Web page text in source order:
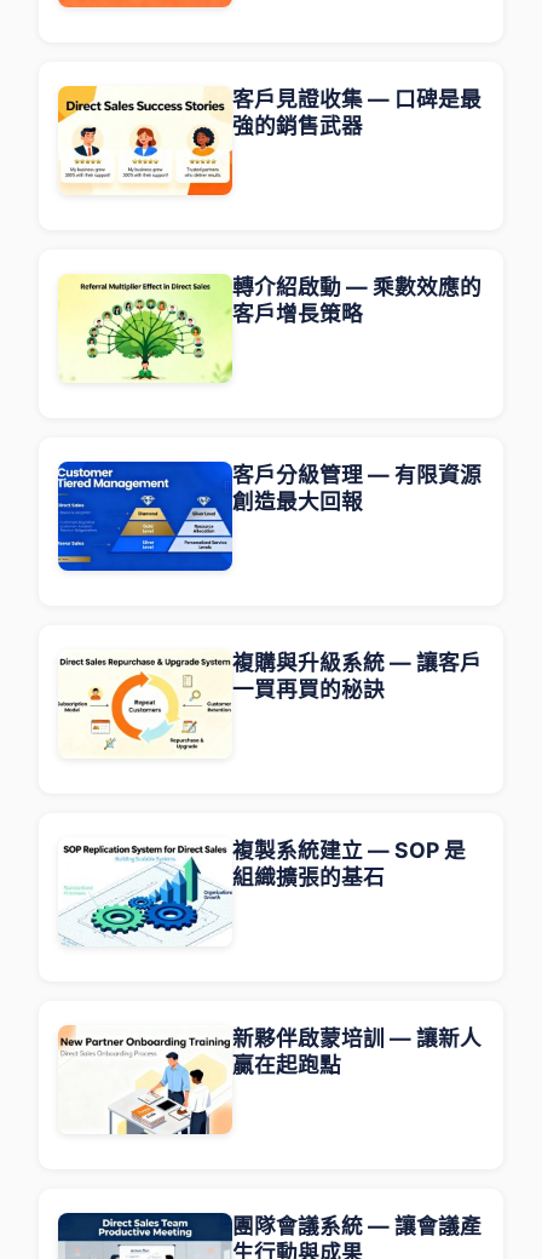
客戶見證收集 — 口碑是最
強的銷售武器
轉介紹啟動 — 乘數效應的
客戶增長策略
客戶分級管理 — 有限資源
創造最大回報
複購與升級系統 — 讓客戶
一買再買的秘訣
複製系統建立 — SOP 是
組織擴張的基石
新夥伴啟蒙培訓 — 讓新人
贏在起跑點
團隊會議系統 — 讓會議產
生行動與成果